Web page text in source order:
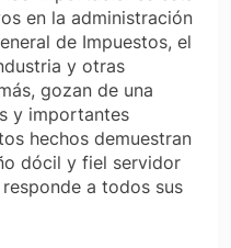
en la administración
de Impuestos, el
y otras
gozan de una
y importantes
hechos demuestran
dócil y fiel servidor
a todos sus